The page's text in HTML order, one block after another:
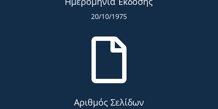
20/10/1975

Αριθμός Σελίδων